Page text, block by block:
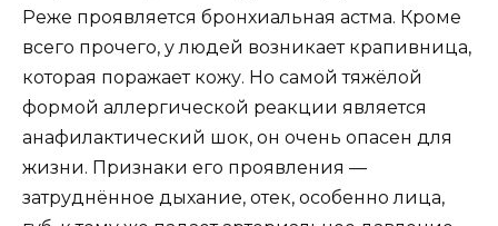
Реже проявляется бронхиальная астма. Кроме
всего прочего, у людей возникает крапивница,
которая поражает кожу. Но самой тяжёлой
формой аллергической реакции является
анафилактический шок, он очень опасен для
жизни. Признаки его проявления —
затруднённое дыхание, отек, особенно лица,